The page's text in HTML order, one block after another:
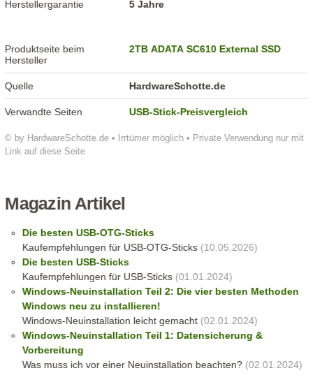
© by HardwareSchotte.de • Irrtümer möglich • Private Verwendung nur mit
Link auf diese Seite
Herstellergarantie 5 Jahre
Produktseite beim
Hersteller
2TB ADATA SC610 External SSD
Quelle HardwareSchotte.de
Verwandte Seiten USB-Stick-Preisvergleich
Magazin Artikel
Die besten USB-OTG-Sticks
Kaufempfehlungen für USB-OTG-Sticks(10.05.2026)
Die besten USB-Sticks
Kaufempfehlungen für USB-Sticks(01.01.2024)
Windows-Neuinstallation Teil 2: Die vier besten Methoden
Windows neu zu installieren!
Windows-Neuinstallation leicht gemacht(02.01.2024)
Windows-Neuinstallation Teil 1: Datensicherung &
Vorbereitung
Was muss ich vor einer Neuinstallation beachten?(02.01.2024)